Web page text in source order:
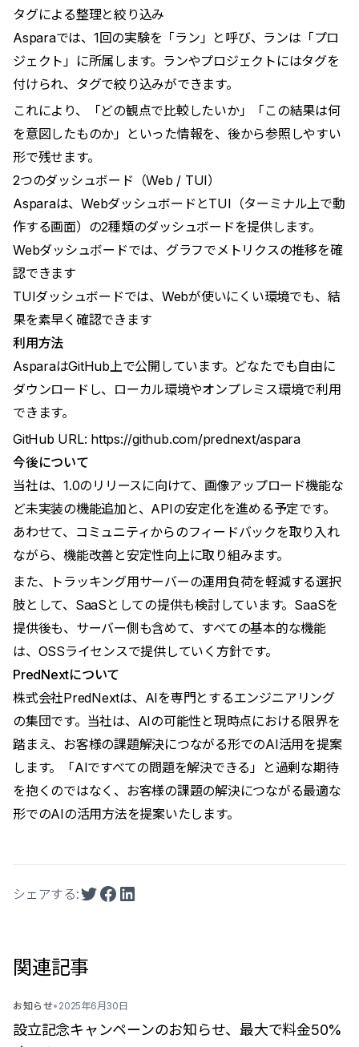
タグによる整理と絞り込み
Asparaでは、1回の実験を「ラン」と呼び、ランは「プロ
ジェクト」に所属します。ランやプロジェクトにはタグを
付けられ、タグで絞り込みができます。
これにより、「どの観点で比較したいか」「この結果は何
を意図したものか」といった情報を、後から参照しやすい
形で残せます。
2つのダッシュボード（Web / TUI）
Asparaは、WebダッシュボードとTUI（ターミナル上で動
作する画面）の2種類のダッシュボードを提供します。
Webダッシュボードでは、グラフでメトリクスの推移を確
認できます
TUIダッシュボードでは、Webが使いにくい環境でも、結
果を素早く確認できます
利用方法
AsparaはGitHub上で公開しています。どなたでも自由に
ダウンロードし、ローカル環境やオンプレミス環境で利用
できます。
GitHub URL: https://github.com/prednext/aspara
今後について
当社は、1.0のリリースに向けて、画像アップロード機能な
ど未実装の機能追加と、APIの安定化を進める予定です。
あわせて、コミュニティからのフィードバックを取り入れ
ながら、機能改善と安定性向上に取り組みます。
また、トラッキング用サーバーの運用負荷を軽減する選択
肢として、SaaSとしての提供も検討しています。SaaSを
提供後も、サーバー側も含めて、すべての基本的な機能
は、OSSライセンスで提供していく方針です。
PredNextについて
株式会社PredNextは、AIを専門とするエンジニアリング
の集団です。当社は、AIの可能性と現時点における限界を
踏まえ、お客様の課題解決につながる形でのAI活用を提案
します。「AIですべての問題を解決できる」と過剰な期待
を抱くのではなく、お客様の課題の解決につながる最適な
形でのAIの活用方法を提案いたします。
シェアする:
関連記事
お知らせ• 2025年6月30日
設立記念キャンペーンのお知らせ、最大で料金50%